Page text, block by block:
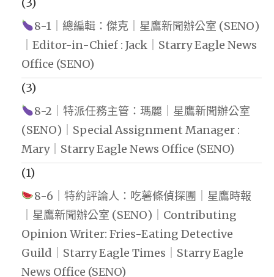
8-1｜總編輯：傑克｜星鷹新聞辦公室 (SENO)
｜Editor-in-Chief : Jack｜Starry Eagle News
Office (SENO)
(3)
8-2｜特派任務主管：瑪麗｜星鷹新聞辦公室
(SENO)｜Special Assignment Manager :
Mary｜Starry Eagle News Office (SENO)
(1)
8-6｜特約評論人：吃薯條偵探團｜星鷹時報
｜星鷹新聞辦公室 (SENO)｜Contributing
Opinion Writer: Fries-Eating Detective
Guild｜Starry Eagle Times｜Starry Eagle
News Office (SENO)